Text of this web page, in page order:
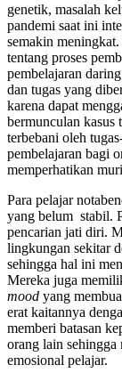
genetik, masalah
pandemi saat ini
semakin
tentang proses
pembelajaran
dan tugas yang
karena dapat
bermunculan kasus
terbebani oleh
pembelajaran bagi
memperhatikan
Para pelajar
yang belum stabil.
pencarian jati diri.
lingkungan sekitar
sehingga hal ini
Mereka juga
mood yang
erat kaitannya
memberi batasan
orang lain sehingga
emosional pelajar.